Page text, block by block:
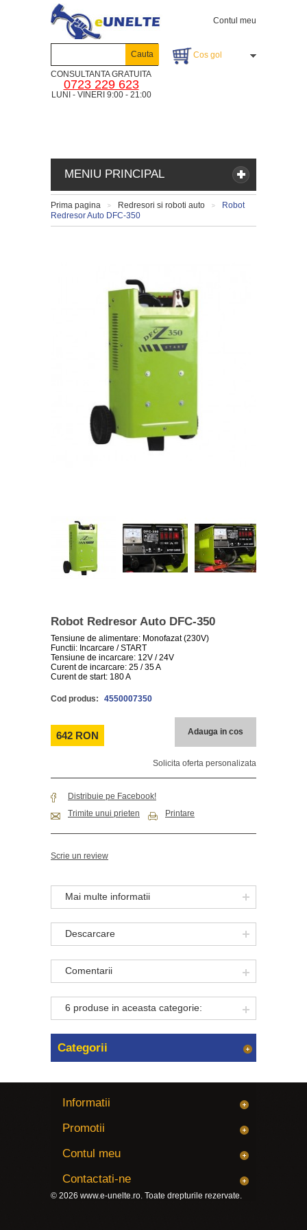
Contul meu
Cos gol
MENIU PRINCIPAL
CONSULTANTA GRATUITA
0723 229 623
LUNI - VINERI 9:00 - 21:00
Cauta
Prima pagina
>
Redresori si roboti auto
Robot
Redresor Auto DFC-350
Robot Redresor Auto DFC-350
Tensiune de alimentare: Monofazat (230V)
Functii: Incarcare / START
Tensiune de incarcare: 12V / 24V
Curent de incarcare: 25 / 35 A
Curent de start: 180 A
Cod produs: 4550007350
642 RON Adauga in cos
Solicita oferta personalizata
Distribuie pe Facebook!
Trimite unui prieten
Printare
Scrie un review
Mai multe informatii
Descarcare
Comentarii
6 produse in aceasta categorie:
Categorii
Informatii
Promotii
Contul meu
Contactati-ne
© 2026 www.e-unelte.ro. Toate drepturile rezervate.